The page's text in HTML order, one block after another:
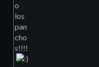
o
los
pan
cho
s!!!!